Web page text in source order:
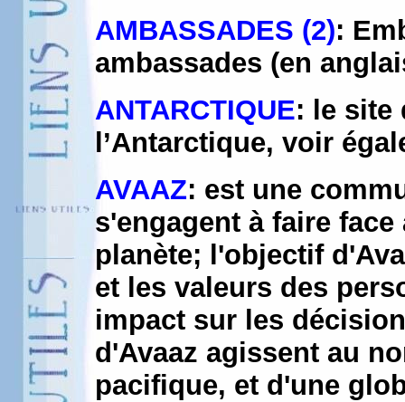
AMBASSADES (2):
ambassades (en
ANTARCTIQUE: le site
l’Antarctique, voir
AVAAZ: est une
s'engagent à faire
planète; l'objectif
et les valeurs des
impact sur les
d'Avaaz agissent au
pacifique, et d'une